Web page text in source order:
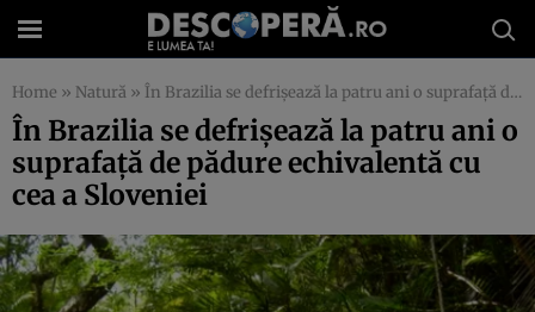
Home » Natură » În Brazilia se defrişează la patru ani o suprafaţă de pădure echivalentă cu cea a Sloveniei
În Brazilia se defrişează la patru ani o
suprafaţă de pădure echivalentă cu
cea a Sloveniei